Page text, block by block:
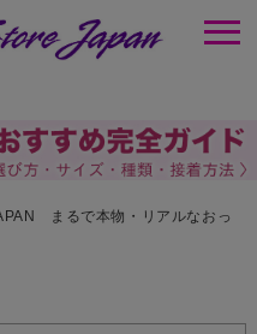
まるで本物・リアルなおっ